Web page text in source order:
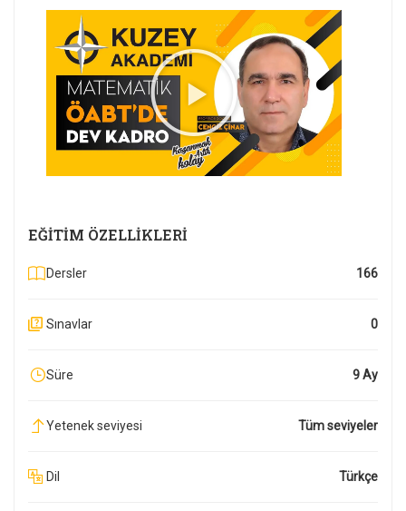
EĞITIM ÖZELLIKLERI
Dersler 166
Sınavlar 0
Süre 9 Ay
Yetenek seviyesi Tüm seviyeler
Dil Türkçe